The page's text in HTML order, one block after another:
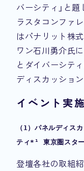
バーシティ」と
ラスタコンファ
はパナリット株
ワン石川勇介氏
とダイバーシテ
ディスカッショ
イベント実
（1）パネルディス
ティ*¹ 東京圏スタ
登壇各社の取組